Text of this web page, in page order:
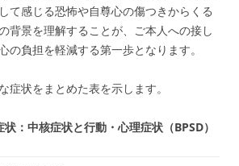
て感じる恐怖や自尊心の傷つきからくる
背景を理解することが、ご本人への接し
の負担を軽減する第一歩となります。
症状をまとめた表を示します。
：中核症状と行動・心理症状（BPSD）